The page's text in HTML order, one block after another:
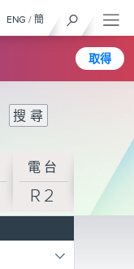
取得
ENG / 簡
電台
R2